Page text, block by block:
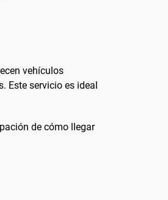
vehículos
Este servicio es ideal
de cómo llegar